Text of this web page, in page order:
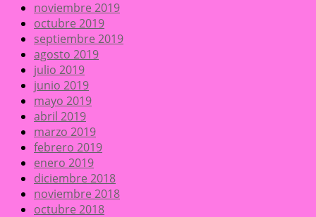
noviembre 2019
octubre 2019
septiembre 2019
agosto 2019
julio 2019
junio 2019
mayo 2019
abril 2019
marzo 2019
febrero 2019
enero 2019
diciembre 2018
noviembre 2018
octubre 2018